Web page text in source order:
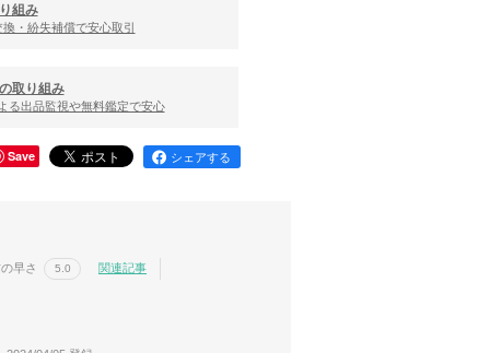
組み
・紛失補償で安心取引
取り組み
る出品監視や無料鑑定で安心
Save シェアする
早さ 5.0 関連記事